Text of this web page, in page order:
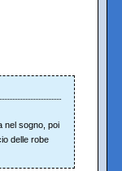
nel sogno, poi
delle robe